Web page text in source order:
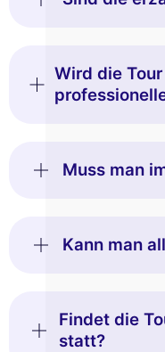
Wird die
Muss man
Kann man
Findet die
statt?